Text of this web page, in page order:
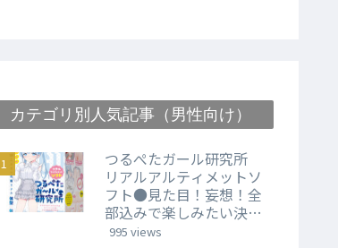
カテゴリ別人気記事（男性向け）
つるぺたガール研究所
リアルアルティメットソ
フト●見た目！妄想！全
部込みで楽しみたい決定
版。
995 views